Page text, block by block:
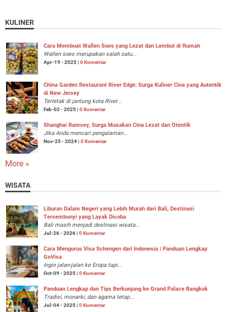
KULINER
Cara Membuat Wallen Soes yang Lezat dan Lembut di Rumah
Wallen soes merupakan salah satu...
Apr-19 - 2025 | 0 Komentar
China Garden Restaurant River Edge: Surga Kuliner Cina yang Autentik
di New Jersey
Terletak di jantung kota River...
Feb-02 - 2025 | 0 Komentar
Shanghai Ramsey, Surga Masakan Cina Lezat dan Otentik
Jika Anda mencari pengalaman...
Nov-25 - 2024 | 0 Komentar
More »
WISATA
Liburan Dalam Negeri yang Lebih Murah dari Bali, Destinasi
Tersembunyi yang Layak Dicoba
Bali masih menjadi destinasi wisata...
Jul-26 - 2026 | 0 Komentar
Cara Mengurus Visa Schengen dari Indonesia | Panduan Lengkap
GoVisa
Ingin jalan-jalan ke Eropa tapi...
Oct-09 - 2025 | 0 Komentar
Panduan Lengkap dan Tips Berkunjung ke Grand Palace Bangkok
Tradisi, monarki, dan agama tetap...
Jul-04 - 2025 | 0 Komentar